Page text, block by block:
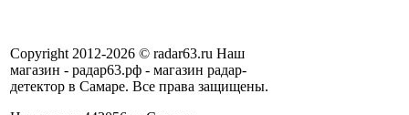
Copyright 2012-2026 © radar63.ru Наш
магазин - радар63.рф - магазин радар-
детектор в Самаре. Все права защищены.